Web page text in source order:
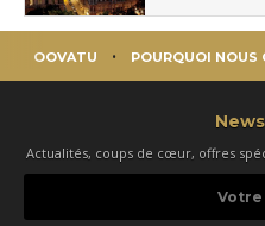
OOVATU POURQUOI NOUS
Actualités, coups de cœur, offres
e-